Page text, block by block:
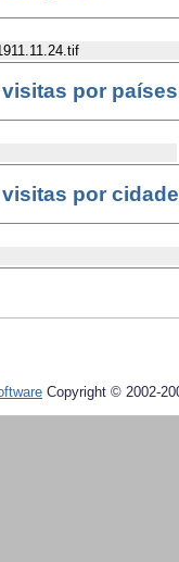
por países
por
Copyright © 2002-